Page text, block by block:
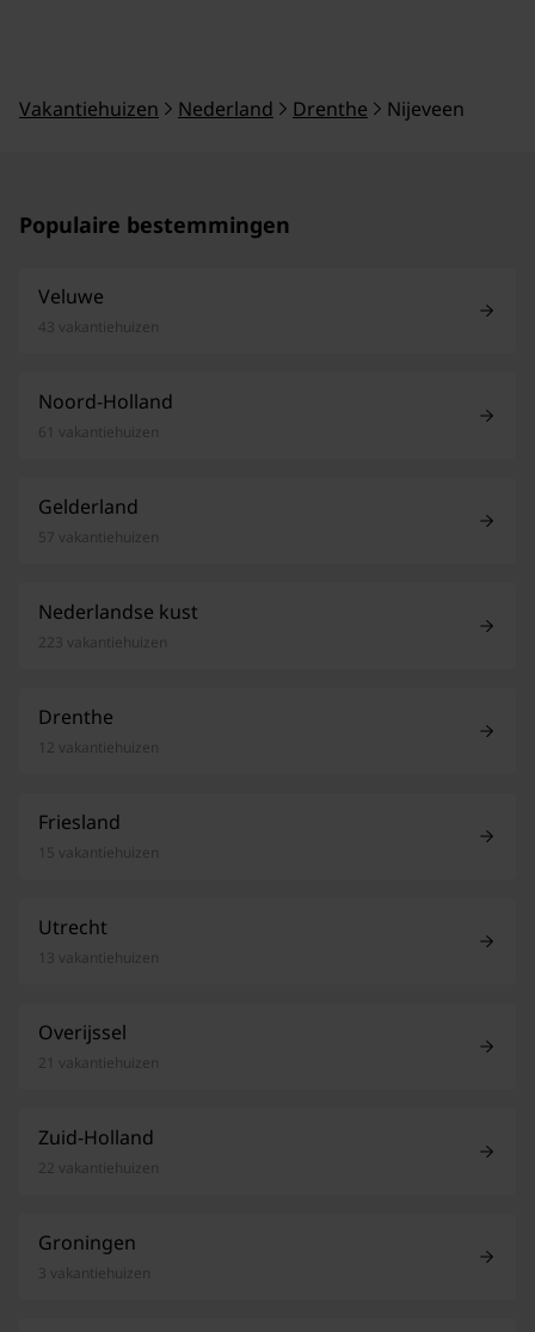
Vakantiehuizen Nederland Drenthe Nijeveen
Populaire bestemmingen
Veluwe
43 vakantiehuizen
Noord-Holland
61 vakantiehuizen
Gelderland
57 vakantiehuizen
Nederlandse kust
223 vakantiehuizen
Drenthe
12 vakantiehuizen
Friesland
15 vakantiehuizen
Utrecht
13 vakantiehuizen
Overijssel
21 vakantiehuizen
Zuid-Holland
22 vakantiehuizen
Groningen
3 vakantiehuizen